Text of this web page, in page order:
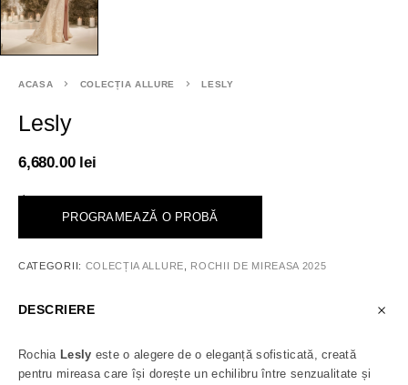
ACASA COLECȚIA ALLURE LESLY
Lesly
6,680.00 lei
<
PROGRAMEAZĂ O PROBĂ
CATEGORII: COLECȚIA ALLURE ROCHII DE MIREASA 2025
DESCRIERE
Rochia Lesly este o alegere de o eleganță sofisticată, creată
pentru mireasa care își dorește un echilibru între senzualitate și